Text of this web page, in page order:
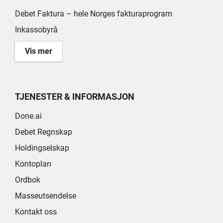
Debet Faktura – hele Norges fakturaprogram
Inkassobyrå
Vis mer
TJENESTER & INFORMASJON
Done.ai
Debet Regnskap
Holdingselskap
Kontoplan
Ordbok
Masseutsendelse
Kontakt oss